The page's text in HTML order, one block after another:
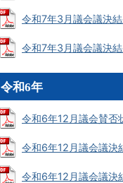
令和7年3月議会議決
令和7年3月議会議決
令和6年
令和6年12月議会賛否
令和6年12月議会議決
令和6年12月議会議決